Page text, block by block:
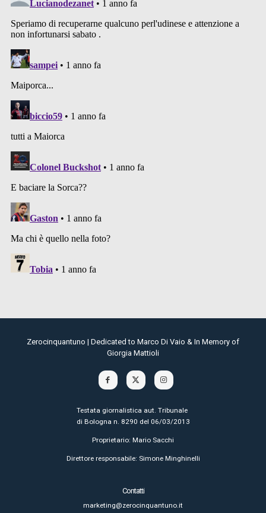
Zerocinquantuno | Dedicated to Marco Di Vaio & In Memory of
Giorgia Mattioli
Testata giornalistica aut. Tribunale
di Bologna n. 8290 del 06/03/2013
Proprietario: Mario Sacchi
Direttore responsabile: Simone Minghinelli
Contatti
marketing@zerocinquantuno.it